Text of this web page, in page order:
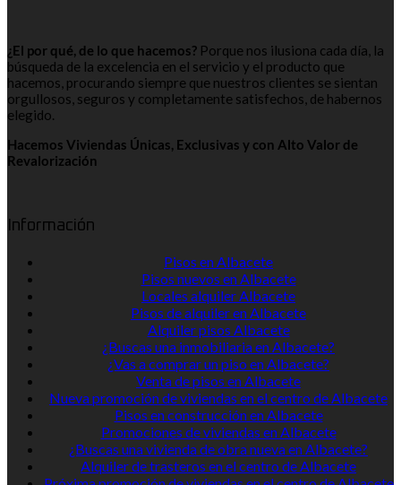
¿El por qué, de lo que hacemos? Porque nos ilusiona cada día, la
búsqueda de la excelencia en el servicio y el producto que
hacemos, procurando siempre que nuestros clientes se sientan
orgullosos, seguros y completamente satisfechos, de habernos
elegido.
Hacemos Viviendas Únicas, Exclusivas y con Alto Valor de
Revalorización
Información
Pisos en Albacete
Pisos nuevos en Albacete
Locales alquiler Albacete
Pisos de alquiler en Albacete
Alquiler pisos Albacete
¿Buscas una inmobiliaria en Albacete?
¿Vas a comprar un piso en Albacete?
Venta de pisos en Albacete
Nueva promoción de viviendas en el centro de Albacete
Pisos en construcción en Albacete
Promociones de viviendas en Albacete
¿Buscas una vivienda de obra nueva en Albacete?
Alquiler de trasteros en el centro de Albacete